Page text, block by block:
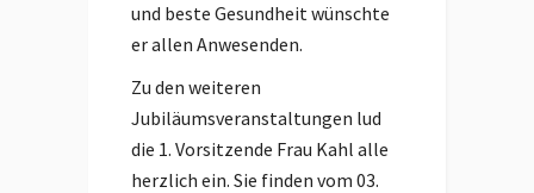
und beste Gesundheit wünschte
er allen Anwesenden.
Zu den weiteren
Jubiläumsveranstaltungen lud
die 1. Vorsitzende Frau Kahl alle
herzlich ein. Sie finden vom 03.